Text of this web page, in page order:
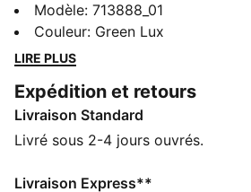
La collection PUMA x ASTON
TEAM Replica associe
Green à des touches de citron
l'humidité, ce polo arbore les
l’écurie Aston Martin Aramco F1®
partenaires. Parce que derrière
CARACTÉRISTIQUES + AVANTAGES
Modèle: 713888_01
Couleur: Green Lux
LIRE PLUS
Expédition et retours
Livraison Standard
Livré sous 2-4 jours ouvrés.
Livraison Express**